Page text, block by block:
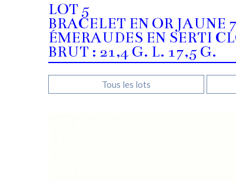
LOT 5
BRACELET EN OR JAUNE
ÉMERAUDES EN SERTI
BRUT : 21,4 G. L. 17,5 G.
Tous les lots